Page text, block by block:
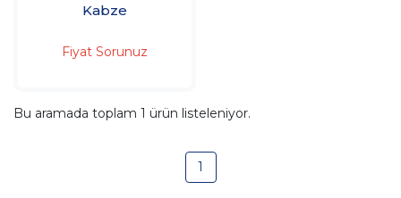
Kabze
Fiyat Sorunuz
Bu aramada toplam 1 ürün listeleniyor.
1